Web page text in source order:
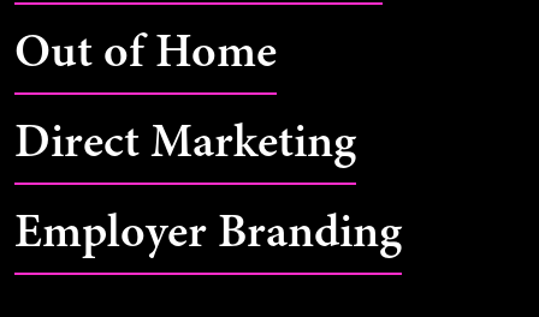
Out of Home
Direct Marketing
Employer Branding